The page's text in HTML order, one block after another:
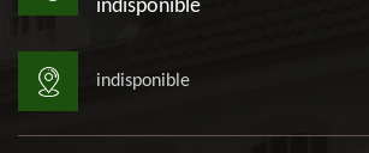
indisponible
indisponible